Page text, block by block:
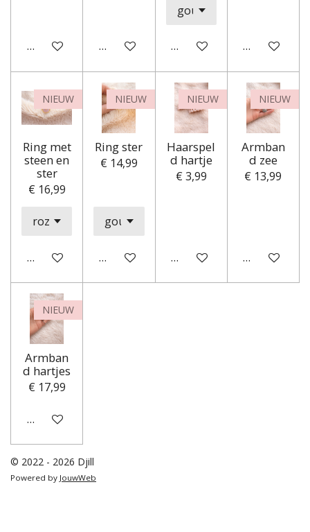
In winkelwagenHoud mij op de hoogteIn winkelwagenHoud mij
NIEUW
Ring met
steen en
ster
€ 16,99
In winkelwagen
NIEUW
Ring ster
€ 14,99
In winkelwagen
NIEUW
Haarspel
d hartje
€ 3,99
In winkelwagen
NIEUW
Armban
d zee
€ 13,99
In
NIEUW
Armban
d hartjes
€ 17,99
In winkelwagen
© 2022 - 2026 Djill
Powered by JouwWeb